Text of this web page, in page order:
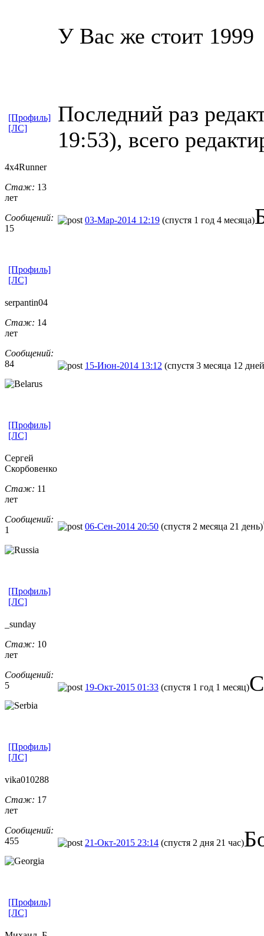
У Вас же стоит 1999
Последний раз
19:53), всего
[Профиль]
[ЛС]
4x4Runner
Стаж: 13
лет
Сообщений:
15
03-Мар-2014 12:19 (спустя 1 год 4 месяца)
[Профиль]
[ЛС]
serpantin04
Стаж: 14
лет
Сообщений:
84
15-Июн-2014 13:12 (спустя 3 месяца 12
[Профиль]
[ЛС]
Сергей
Скорбовенко
Стаж: 11
лет
Сообщений:
1
06-Сен-2014 20:50 (спустя 2 месяца 21 день)
[Профиль]
[ЛС]
_sunday
Стаж: 10
лет
Сообщений:
5
19-Окт-2015 01:33 (спустя 1 год 1 месяц)
[Профиль]
[ЛС]
vika010288
Стаж: 17
лет
Сообщений:
455
21-Окт-2015 23:14 (спустя 2 дня 21 час)
[Профиль]
[ЛС]